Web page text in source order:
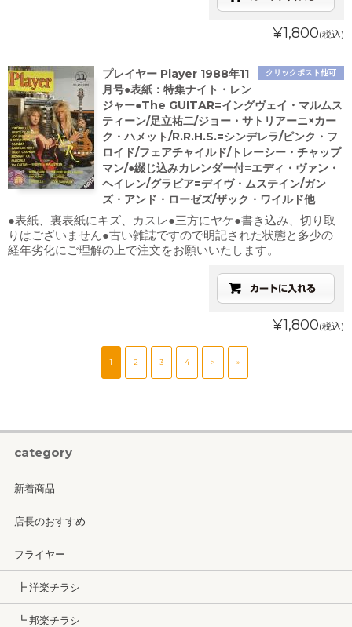
¥1,800(税込)
クリックポスト他可
プレイヤー Player 1988年11
月号●表紙：特集ナイト・レン
ジャー●The GUITAR=イングヴェイ・マルムス
ティーン/足立祐二/ジョー・サトリアーニ×カー
ク・ハメット/R.R.H.S.=シンデレラ/ピンク・フ
ロイド/フェアチャイルド/トレーシー・チャップ
マン/●綴じ込みカレンダー付=エディ・ヴァン・
ヘイレン/グラビア=デイヴ・ムステイン/ガン
ズ・アンド・ローゼズ/ザック・ワイルド他
●表紙、裏表紙にキズ、カスレ●三方にヤケ●書き込み、切り取
りはございません●古い雑誌ですので明記された状態と多少の
経年劣化にご理解の上で注文をお願いいたします。
¥1,800(税込)
1 2 3 4 > »
category
新着商品
店長のおすすめ
フライヤー
┣ 洋楽チラシ
┗ 邦楽チラシ